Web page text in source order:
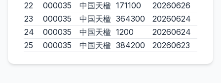
22
000035 中国天楹 171100
20260626
23
000035 中国天楹 364300
20260624
24
000035 中国天楹 1200
20260624
25
000035 中国天楹 384200 20260623